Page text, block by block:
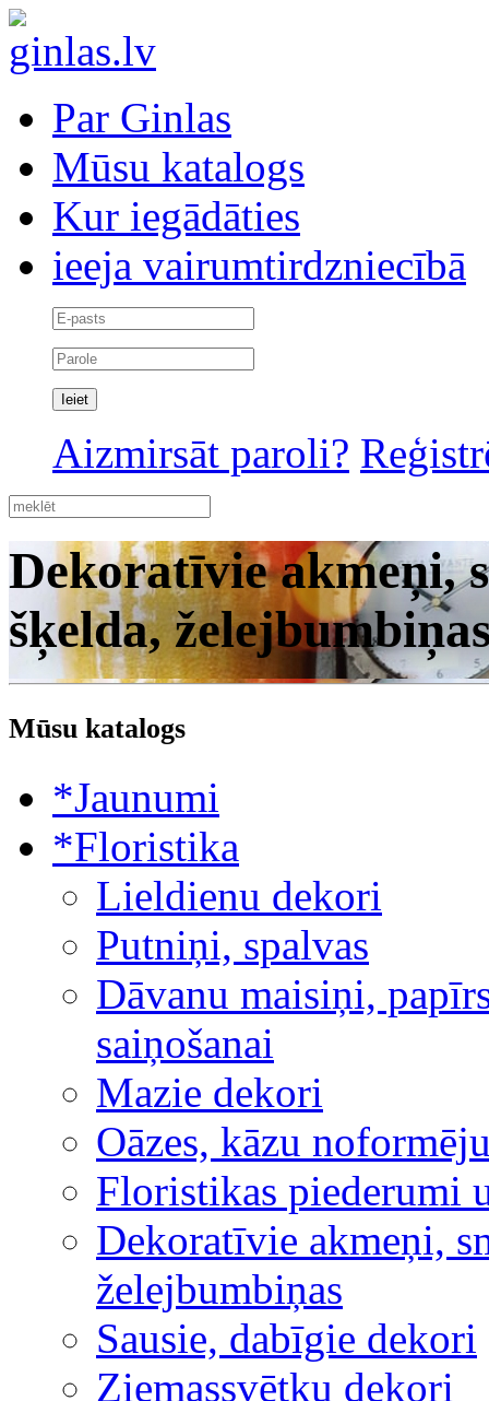
Par Ginlas
Mūsu katalogs
Kur iegādāties
ieeja vairumtirdzniecībā
Aizmirsāt paroli?
Dekoratīvie akmeņi,
šķelda,
Mūsu katalogs
*Jaunumi
*Floristika
Lieldienu dekori
Putniņi, spalvas
Dāvanu maisiņi,
saiņošanai
Mazie dekori
Oāzes, kāzu
Floristikas piederumi
Dekoratīvie akmeņi,
želejbumbiņas
Sausie, dabīgie dekori
Ziemassvētku dekori